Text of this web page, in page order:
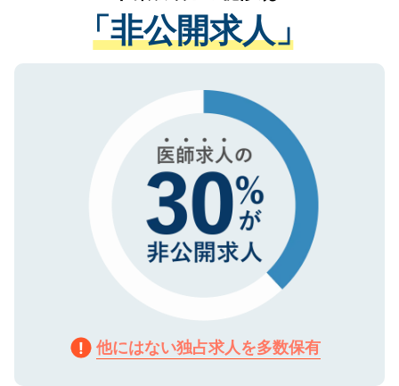
管理基準を満たした事業者のみに付与され
る、プライバシーマークを取得済みです。
で、機密保持に関してもご安心ください。
させていただきます。すぐにご転職をされ
ない方には、長期的なサポートが可能です
ので、まずはご登録ください。
「非公開求人」
他にはない独占求人を多数保有